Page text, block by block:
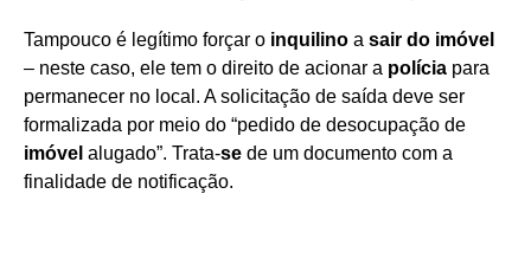
Tampouco é legítimo forçar o inquilino a sair do imóvel
– neste caso, ele tem o direito de acionar a polícia para
permanecer no local. A solicitação de saída deve ser
formalizada por meio do “pedido de desocupação de
imóvel alugado”. Trata-se de um documento com a
finalidade de notificação.